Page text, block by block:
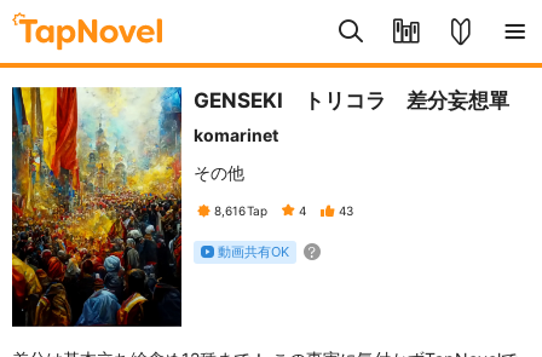
GENSEKI トリコラ 差分妄想單
komarinet
その他
8,616Tap 4 43
動画共有OK